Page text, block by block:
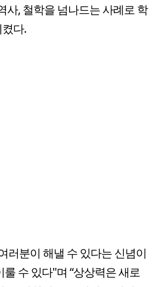
사, 철학을 넘나드는 사례로 학
다.
러분이 해낼 수 있다는 신념이
수 있다"며 “상상력은 새로